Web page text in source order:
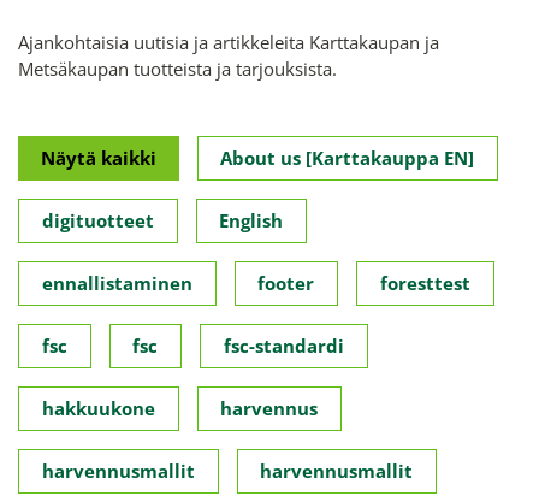
Ajankohtaisia uutisia ja artikkeleita Karttakaupan ja
Metsäkaupan tuotteista ja tarjouksista.
Näytä kaikki About us [Karttakauppa EN]
digituotteet English
ennallistaminen footer foresttest
fsc fsc fsc-standardi
hakkuukone harvennus
harvennusmallit harvennusmallit